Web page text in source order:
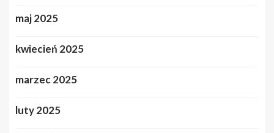
maj 2025
kwiecień 2025
marzec 2025
luty 2025